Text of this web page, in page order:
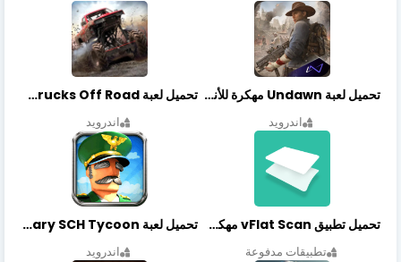
تحميل لعبة Undawn مهكرة للأندرويد أخر إصدار | تحميل مباشر + موارد غير محدودة
اندرويد
تحميل لعبة Trucks Off Road مهكرة اخر اصدار
اندرويد
تحميل تطبيق vFlat Scan مهكر آخر إصدار
تطبيقات مدفوعة
تحميل لعبة Idle Military SCH Tycoon مهكرة آخر إصدار
اندرويد